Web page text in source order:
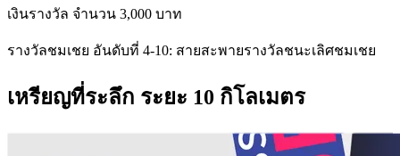
เงินรางวัล จำนวน 3,000 บาท
รางวัลชมเชย อันดับที่ 4-10: สายสะพายรางวัลชนะเลิศชมเชย
เหรียญที่ระลึก ระยะ 10 กิโลเมตร